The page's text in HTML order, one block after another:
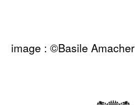
image : ©Basile Amacher